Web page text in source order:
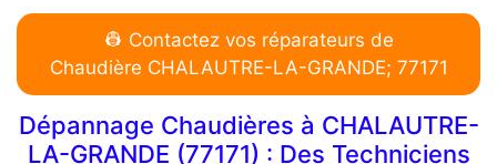
👷 Contactez vos réparateurs de
Chaudière CHALAUTRE-LA-GRANDE; 77171
Dépannage Chaudières à CHALAUTRE-
LA-GRANDE (77171) : Des Techniciens